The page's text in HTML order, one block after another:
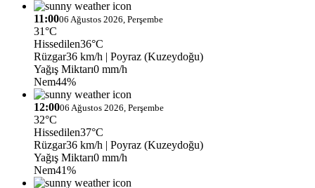
11:0006 Ağustos 2026, Perşembe
31°C
Hissedilen36°C
Rüzgar36 km/h | Poyraz (Kuzeydoğu)
Yağış Miktarı0 mm/h
Nem44%
12:0006 Ağustos 2026, Perşembe
32°C
Hissedilen37°C
Rüzgar36 km/h | Poyraz (Kuzeydoğu)
Yağış Miktarı0 mm/h
Nem41%